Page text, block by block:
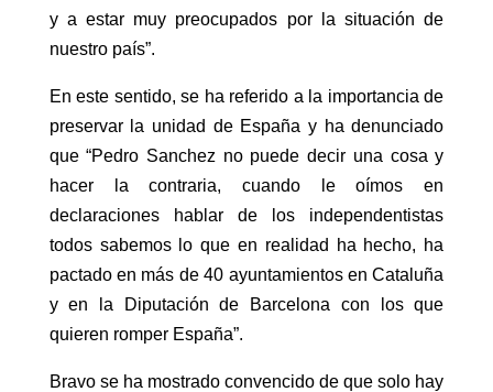
y a estar muy preocupados por la situación de
nuestro país”.
En este sentido, se ha referido a la importancia de
preservar la unidad de España y ha denunciado
que “Pedro Sanchez no puede decir una cosa y
hacer la contraria, cuando le oímos en
declaraciones hablar de los independentistas
todos sabemos lo que en realidad ha hecho, ha
pactado en más de 40 ayuntamientos en Cataluña
y en la Diputación de Barcelona con los que
quieren romper España”.
Bravo se ha mostrado convencido de que solo hay